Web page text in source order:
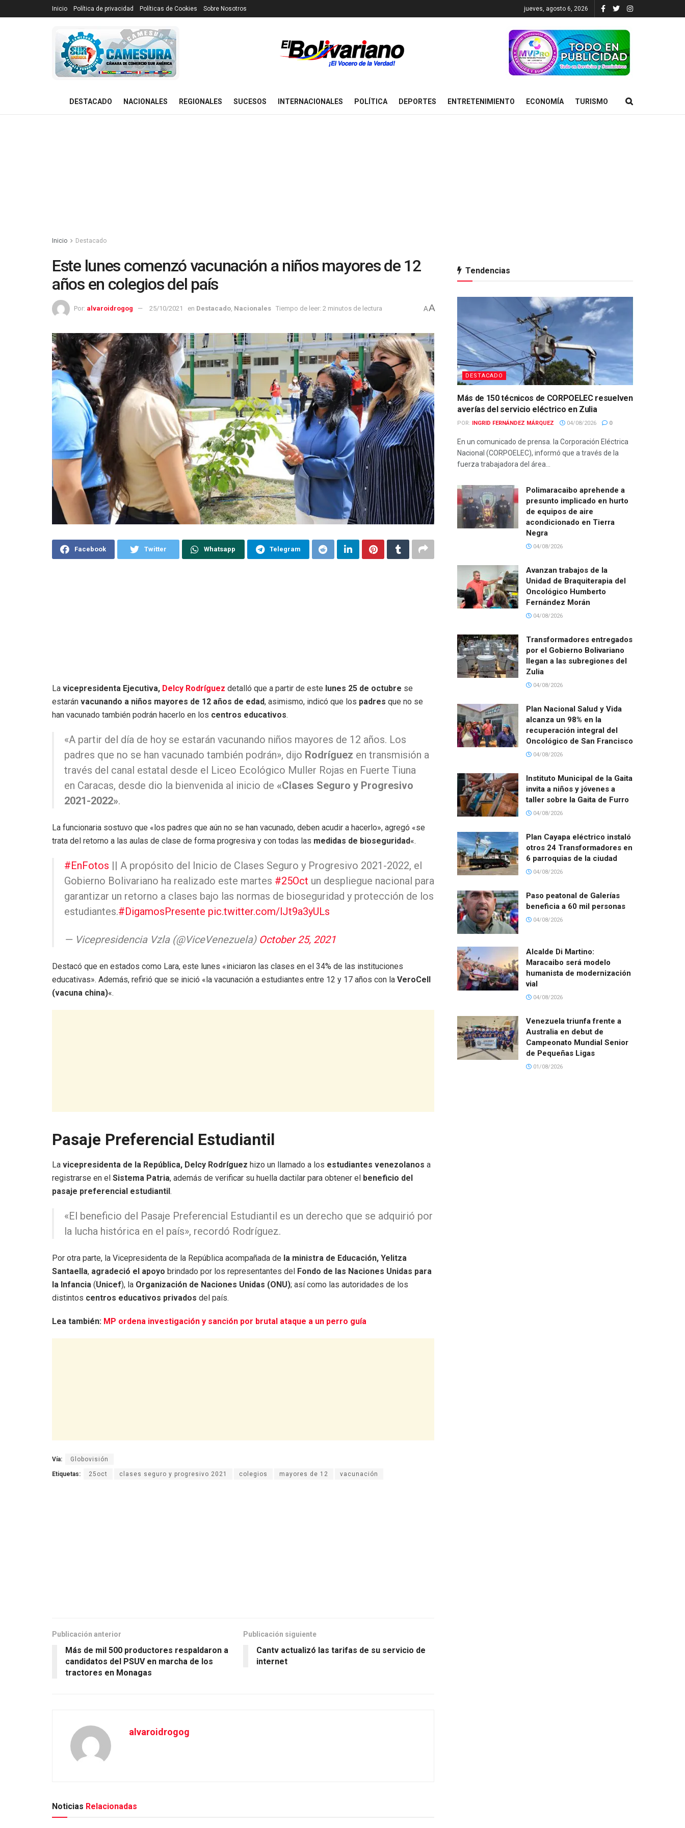
Inicio Política de privacidad Políticas de Cookies Sobre Nosotros jueves, agosto 6, 2026
DESTACADO NACIONALES REGIONALES SUCESOS INTERNACIONALES POLÍTICA DEPORTES ENTRETENIMIENTO ECONOMÍA TURISMO
Inicio Destacado
Este lunes comenzó vacunación a niños mayores de 12
años en colegios del país
Por: alvaroidrogog 25/10/2021 en Destacado Nacionales Tiempo de leer: 2 minutos de lectura AA
Facebook Twitter Whatsapp Telegram
La vicepresidenta Ejecutiva, Delcy Rodríguez detalló que a partir de este lunes 25 de octubre se
estarán vacunando a niños mayores de 12 años de edad, asimismo, indicó que los padres que no se
han vacunado también podrán hacerlo en los centros educativos.
«A partir del día de hoy se estarán vacunando niños mayores de 12 años. Los
padres que no se han vacunado también podrán», dijo Rodríguez en transmisión a
través del canal estatal desde el Liceo Ecológico Muller Rojas en Fuerte Tiuna
en Caracas, desde dio la bienvenida al inicio de «Clases Seguro y Progresivo
2021-2022».
La funcionaria sostuvo que «los padres que aún no se han vacunado, deben acudir a hacerlo», agregó «se
trata del retorno a las aulas de clase de forma progresiva y con todas las medidas de bioseguridad«.
#EnFotos || A propósito del Inicio de Clases Seguro y Progresivo 2021-2022, el
Gobierno Bolivariano ha realizado este martes #25Oct un despliegue nacional para
garantizar un retorno a clases bajo las normas de bioseguridad y protección de los
estudiantes.#DigamosPresente pic.twitter.com/lJt9a3yULs
— Vicepresidencia Vzla (@ViceVenezuela) October 25, 2021
Destacó que en estados como Lara, este lunes «iniciaron las clases en el 34% de las instituciones
educativas». Además, refirió que se inició «la vacunación a estudiantes entre 12 y 17 años con la VeroCell
(vacuna china)«.
Pasaje Preferencial Estudiantil
La vicepresidenta de la República, Delcy Rodríguez hizo un llamado a los estudiantes venezolanos a
registrarse en el Sistema Patria, además de verificar su huella dactilar para obtener el
beneficio del
pasaje preferencial estudiantil .
«El beneficio del Pasaje Preferencial Estudiantil es un derecho que se adquirió por
la lucha histórica en el país», recordó Rodríguez.
Por otra parte, la Vicepresidenta de la República acompañada de la ministra de Educación, Yelitza
Santaella, agradeció el apoyo brindado por los representantes del
Fondo de las Naciones Unidas para
la Infancia (Unicef), la Organización de Naciones Unidas (ONU); así como las autoridades de los
distintos centros educativos privados del país.
Lea también: MP ordena investigación y sanción por brutal ataque a un perro guía
Vía: Globovisión
Etiquetas: 25oct clases seguro y progresivo 2021 colegios mayores de 12 vacunación
Publicación anterior
Más de mil 500 productores respaldaron a
candidatos del PSUV en marcha de los
tractores en Monagas
Publicación siguiente
Cantv actualizó las tarifas de su servicio de
internet
alvaroidrogog
Noticias Relacionadas
Tendencias
DESTACADO
Más de 150 técnicos de CORPOELEC resuelven
averías del servicio eléctrico en Zulia
POR: INGRID FERNÁNDEZ MÁRQUEZ 04/08/2026 0
En un comunicado de prensa. la Corporación Eléctrica
Nacional (CORPOELEC), informó que a través de la
fuerza trabajadora del área...
Polimaracaibo aprehende a
presunto implicado en hurto
de equipos de aire
acondicionado en Tierra
Negra
04/08/2026
Avanzan trabajos de la
Unidad de Braquiterapia del
Oncológico Humberto
Fernández Morán
04/08/2026
Transformadores entregados
por el Gobierno Bolivariano
llegan a las subregiones del
Zulia
04/08/2026
Plan Nacional Salud y Vida
alcanza un 98% en la
recuperación integral del
Oncológico de San Francisco
04/08/2026
Instituto Municipal de la Gaita
invita a niños y jóvenes a
taller sobre la Gaita de Furro
04/08/2026
Plan Cayapa eléctrico instaló
otros 24 Transformadores en
6 parroquias de la ciudad
04/08/2026
Paso peatonal de Galerías
beneficia a 60 mil personas
04/08/2026
Alcalde Di Martino:
Maracaibo será modelo
humanista de modernización
vial
04/08/2026
Venezuela triunfa frente a
Australia en debut de
Campeonato Mundial Senior
de Pequeñas Ligas
01/08/2026